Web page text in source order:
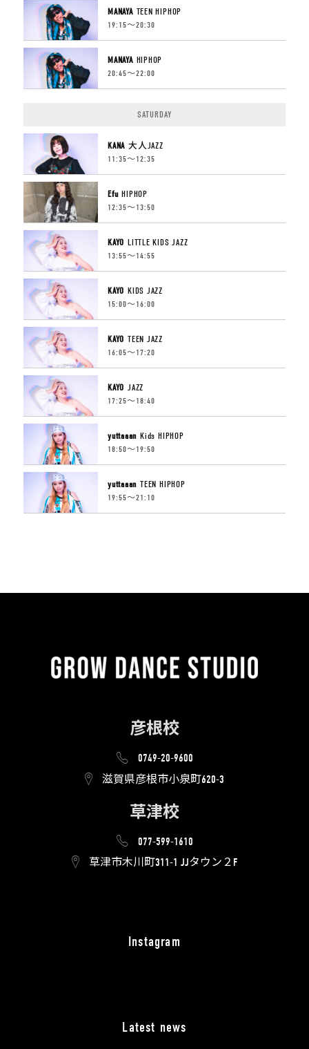
MANAYA TEEN HIPHOP
19:15〜20:30
MANAYA HIPHOP
20:45〜22:00
SATURDAY
KANA 大人JAZZ
11:35〜12:35
Efu HIPHOP
12:35〜13:50
KAYO LITTLE KIDS JAZZ
13:55〜14:55
KAYO KIDS JAZZ
15:00〜16:00
KAYO TEEN JAZZ
16:05〜17:20
KAYO JAZZ
17:25〜18:40
yuttaaan Kids HIPHOP
18:50〜19:50
yuttaaan TEEN HIPHOP
19:55〜21:10
彦根校
0749-20-9600
滋賀県彦根市小泉町620-3
草津校
077-599-1610
草津市木川町311-1 JJタウン２F
Instagram
Latest news